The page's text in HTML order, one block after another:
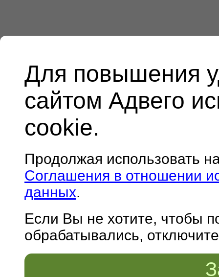
Для повышения
сайтом Адвего
cookie.
Продолжая использовать
Соглашения в отношении
данных.
Если Вы не хотите, чтобы
обрабатывались,